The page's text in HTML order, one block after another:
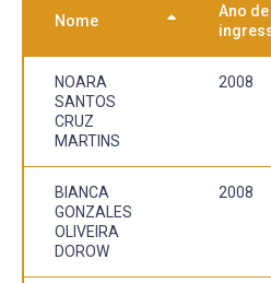
Nome
Ano de
NOARA
SANTOS
CRUZ
MARTINS
2008
BIANCA
GONZALES
OLIVEIRA
DOROW
2008